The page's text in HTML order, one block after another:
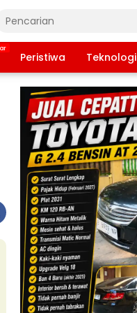
Peristiwa Teknologi